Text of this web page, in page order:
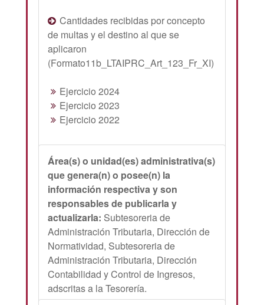
Cantidades recibidas por concepto
de multas y el destino al que se
aplicaron
(Formato11b_LTAIPRC_Art_123_Fr_XI)
Ejercicio 2024
Ejercicio 2023
Ejercicio 2022
Área(s) o unidad(es) administrativa(s)
que genera(n) o posee(n) la
información respectiva y son
responsables de publicarla y
actualizarla: Subtesoreria de
Administración Tributaria, Dirección de
Normatividad, Subtesoreria de
Administración Tributaria, Dirección
Contabilidad y Control de Ingresos,
adscritas a la Tesorería.